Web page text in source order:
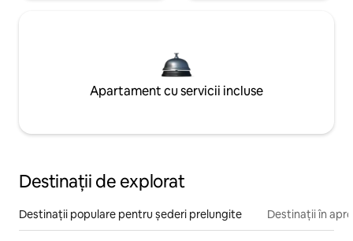
Apartament cu servicii incluse
Destinații de explorat
Destinații populare pentru șederi prelungite Destinații în